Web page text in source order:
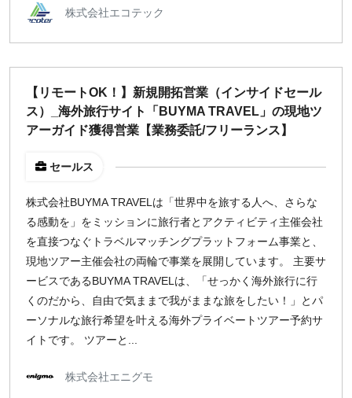
株式会社エコテック
【リモートOK！】新規開拓営業（インサイドセール
ス）_海外旅行サイト「BUYMA TRAVEL」の現地ツ
アーガイド獲得営業【業務委託/フリーランス】
セールス
株式会社BUYMA TRAVELは「世界中を旅する人へ、さらな
る感動を」をミッションに旅行者とアクティビティ主催会社
を直接つなぐトラベルマッチングプラットフォーム事業と、
現地ツアー主催会社の両輪で事業を展開しています。 主要サ
ービスであるBUYMA TRAVELは、「せっかく海外旅行に行
くのだから、自由で気ままで我がままな旅をしたい！」とパ
ーソナルな旅行希望を叶える海外プライベートツアー予約サ
イトです。 ツアーと...
株式会社エニグモ